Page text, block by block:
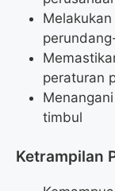
peraturan
timbul
Ketrampilan